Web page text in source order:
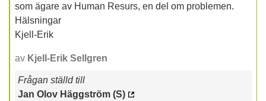
som ägare av Human Resurs, en del om problemen.
Hälsningar
Kjell-Erik
av Kjell-Erik Sellgren
Frågan ställd till
Jan Olov Häggström (S)